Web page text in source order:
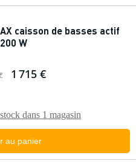
AX caisson de basses actif
W
1 715 €
dans 1 magasin
au panier